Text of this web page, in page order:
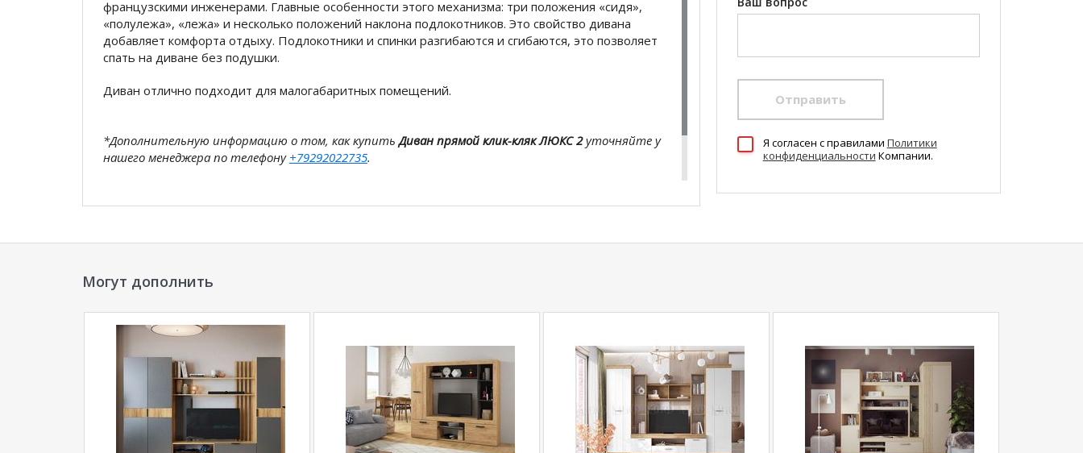
французскими инженерами. Главные особенности этого механизма: три положения «сидя»,
«полулежа», «лежа» и несколько положений наклона подлокотников. Это свойство дивана
добавляет комфорта отдыху. Подлокотники и спинки разгибаются и сгибаются, это позволяет
спать на диване без подушки.
Диван отлично подходит для малогабаритных помещений.
*Дополнительную информацию о том, как купитьДиван прямой клик-кляк ЛЮКС 2уточняйте у
нашего менеджера по телефону +79292022735.
магазинаи могут отличаться от цен в розничных магазинах-салонах сети!
Отправить
Я согласен c правилами Политики
конфиденциальности Компании.
Могут дополнить